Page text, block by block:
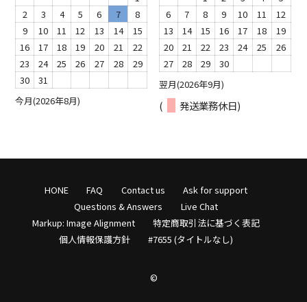
今月(2026年8月)
2
3 4 5 6 7
8
9
10 11 12 13 14
15
16
17 18 19 20 21
22
23
24 25 26 27 28
29
30
31 翌月(2026年9月)
6
7 8 9 10 11
12
13
14 15 16 17 18
19
20
21 22 23 24 25
26
27
28 29 30
( 発送業務休日)
HONE FAQ Contact us
Ask for support
Questions & Answers
Live Chat
Markup: Image Alignment
特定商取引法に基づく表記
個人情報保護方針
#7655 (タイトルなし)
©